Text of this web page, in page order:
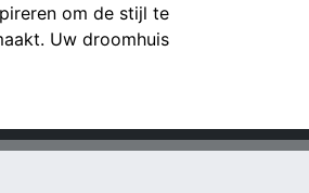
om de stijl te
Uw droomhuis